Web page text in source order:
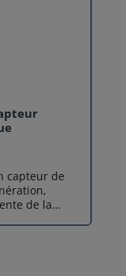
capteur de
de la